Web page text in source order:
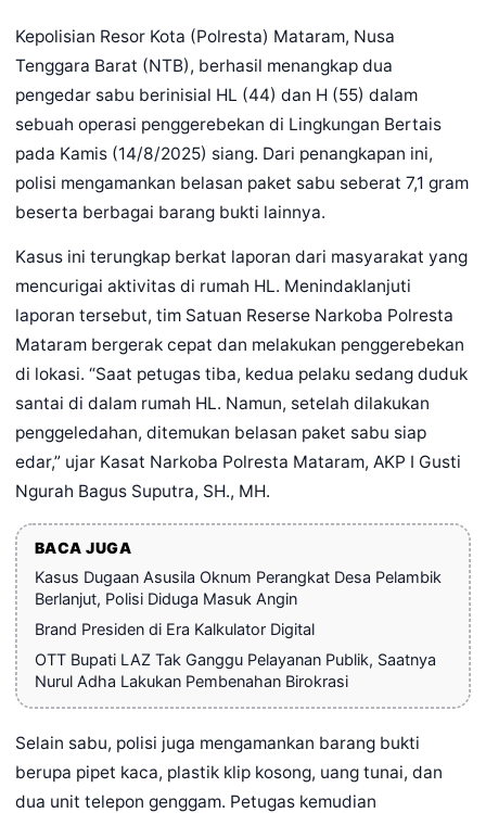
Kepolisian Resor Kota (Polresta) Mataram, Nusa
Tenggara Barat (NTB), berhasil menangkap dua
pengedar sabu berinisial HL (44) dan H (55) dalam
sebuah operasi penggerebekan di Lingkungan Bertais
pada Kamis (14/8/2025) siang. Dari penangkapan ini,
polisi mengamankan belasan paket sabu seberat 7,1 gram
beserta berbagai barang bukti lainnya.
Kasus ini terungkap berkat laporan dari masyarakat yang
mencurigai aktivitas di rumah HL. Menindaklanjuti
laporan tersebut, tim Satuan Reserse Narkoba Polresta
Mataram bergerak cepat dan melakukan penggerebekan
di lokasi. “Saat petugas tiba, kedua pelaku sedang duduk
santai di dalam rumah HL. Namun, setelah dilakukan
penggeledahan, ditemukan belasan paket sabu siap
edar,” ujar Kasat Narkoba Polresta Mataram, AKP I Gusti
Ngurah Bagus Suputra, SH., MH.
BACA JUGA
Kasus Dugaan Asusila Oknum Perangkat Desa Pelambik
Berlanjut, Polisi Diduga Masuk Angin
Brand Presiden di Era Kalkulator Digital
OTT Bupati LAZ Tak Ganggu Pelayanan Publik, Saatnya
Nurul Adha Lakukan Pembenahan Birokrasi
Selain sabu, polisi juga mengamankan barang bukti
berupa pipet kaca, plastik klip kosong, uang tunai, dan
dua unit telepon genggam. Petugas kemudian